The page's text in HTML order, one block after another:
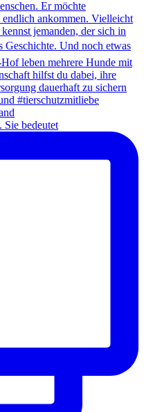
Sie bedeutet